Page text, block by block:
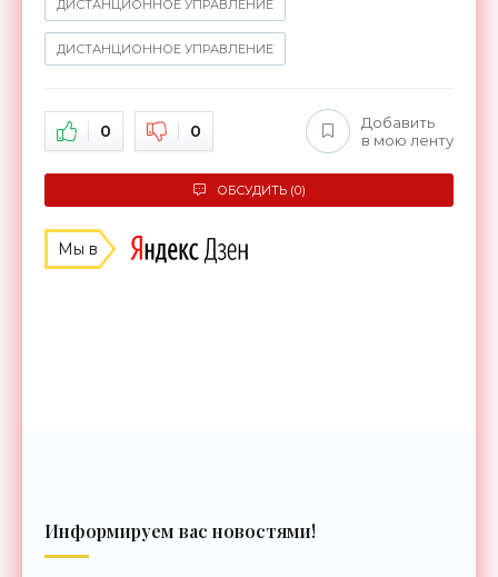
ДИСТАНЦИОННОЕ УПРАВЛЕНИЕ
ДИСТАНЦИОННОЕ УПРАВЛЕНИЕ
0 0
Добавить
в мою ленту
ОБСУДИТЬ (0)
Мы в
Информируем вас новостями!